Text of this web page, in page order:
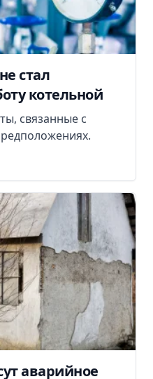
стал
котельной
связанные с
аварийное